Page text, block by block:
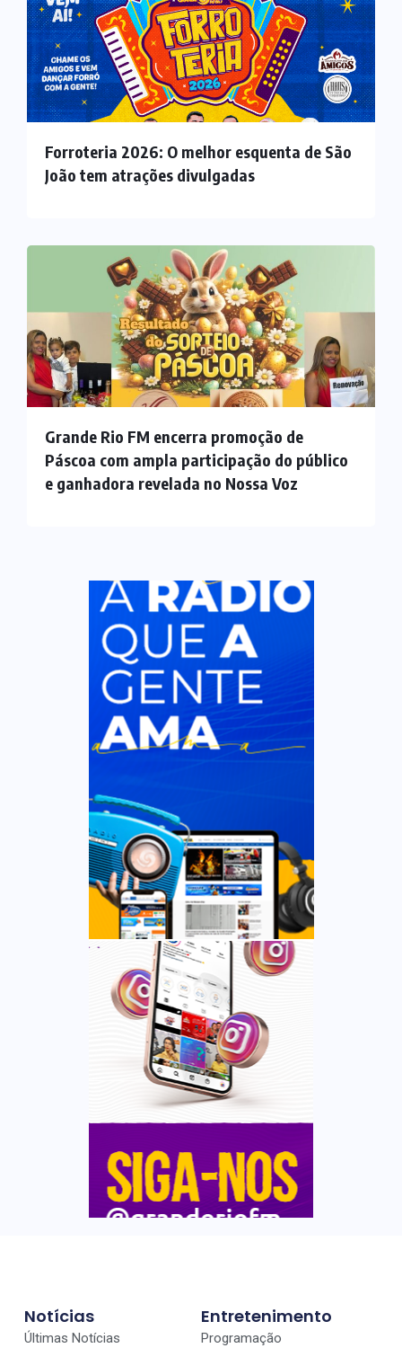
Forroteria 2026: O melhor esquenta de São
João tem atrações divulgadas
Grande Rio FM encerra promoção de
Páscoa com ampla participação do público
e ganhadora revelada no Nossa Voz
Notícias
Últimas Notícias
Entretenimento
Programação